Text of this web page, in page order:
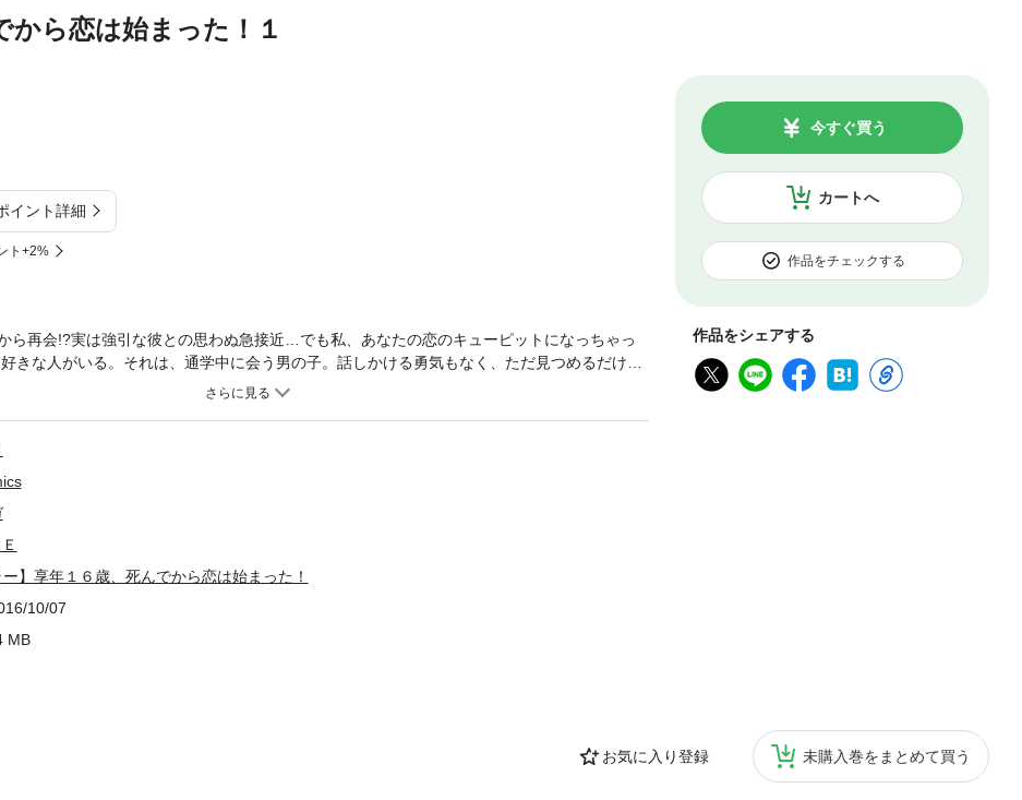
から恋は始まった！１
イント詳細
ト+2%
カートへ
今すぐ買う
作品をチェックする
作品をシェアする
お気に入り登録 未購入巻をまとめて買う
ら再会!?実は強引な彼との思わぬ急接近…でも私、あなたの恋のキューピットになっちゃっ
な人がいる。それは、通学中に会う男の子。話しかける勇気もなく、ただ見つめるだけ…
事故で死んじゃった!――自分のお葬式を前に涙していると、声をかけて来たのは、なんと
ー】享年１６歳、死んでから恋は始まった！
10/07
MB